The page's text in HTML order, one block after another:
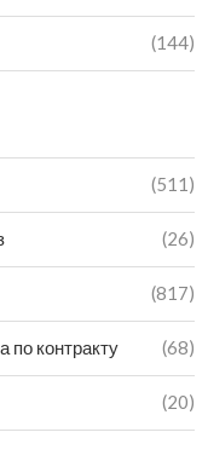
(144)
(511)
(26)
(817)
по контракту (68)
(20)